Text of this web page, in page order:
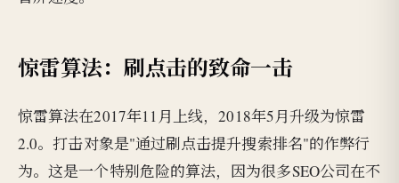
惊雷算法：刷点击的致命一击
惊雷算法在2017年11月上线，2018年5月升级为惊雷
2.0。打击对象是"通过刷点击提升搜索排名"的作弊行
为。这是一个特别危险的算法，因为很多SEO公司在不